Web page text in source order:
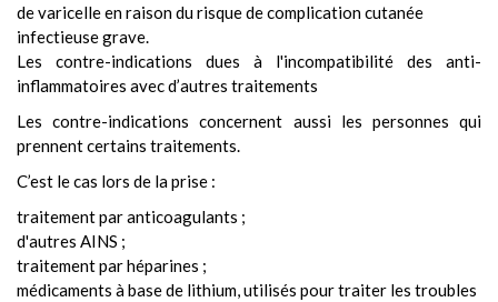
de varicelle en raison du risque de complication cutanée
infectieuse grave.
Les contre-indications dues à l'incompatibilité des anti-
inflammatoires avec d’autres traitements
Les contre-indications concernent aussi les personnes qui
prennent certains traitements.
C’est le cas lors de la prise :
traitement par anticoagulants ;
d'autres AINS ;
traitement par héparines ;
médicaments à base de lithium, utilisés pour traiter les troubles